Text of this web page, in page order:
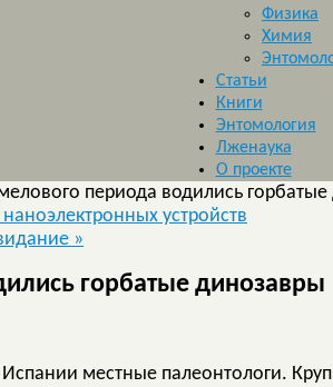
Физика
Химия
Статьи
Книги
Энтомология
Лженаука
О проекте
периода водились
устройств
»
горбатые динозавры
местные палеонтологи.